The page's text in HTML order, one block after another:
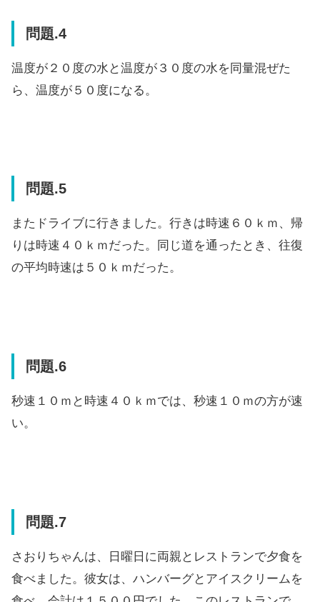
問題.4
温度が２０度の水と温度が３０度の水を同量混ぜた
ら、温度が５０度になる。
問題.5
またドライブに行きました。行きは時速６０ｋｍ、帰
りは時速４０ｋｍだった。同じ道を通ったとき、往復
の平均時速は５０ｋｍだった。
問題.6
秒速１０ｍと時速４０ｋｍでは、秒速１０ｍの方が速
い。
問題.7
さおりちゃんは、日曜日に両親とレストランで夕食を
食べました。彼女は、ハンバーグとアイスクリームを